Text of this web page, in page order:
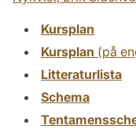
Kursplan
Kursplan (på
Litteraturlista
Schema